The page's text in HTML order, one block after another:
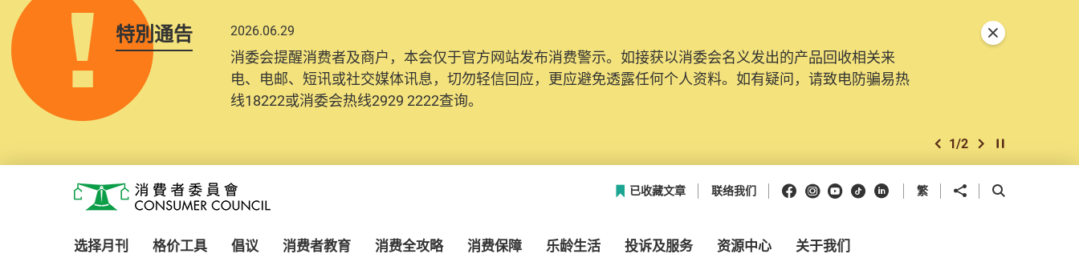
特別通告 2026.06.29
消委会提醒消费者及商户，本会仅于官方网站发布消费警示。如接获以消委会名义发出的产品回收相关来
电、电邮、短讯或社交媒体讯息，切勿轻信回应，更应避免透露任何个人资料。如有疑问，请致电防骗易热
线18222或消委会热线2929 2222查询。
上一个
1/2 下一个开始/暂停幻灯
关闭特別通告
消费者委员会
已收藏文章 联络我们 Facebook
Instagram
Youtube
抖音领英 繁 分享到 开启搜寻框
选择月刊 格价工具 倡议 消费者教育 消费全攻略 消费保障 乐龄生活 投诉及服务 资源中心 关于我们